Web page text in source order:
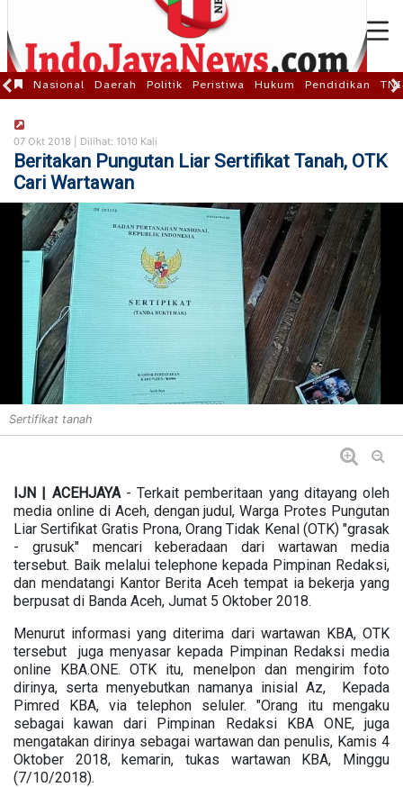
Nasional Daerah Politik Peristiwa Hukum Pendidikan
07 Okt 2018 | Dilihat: 1010 Kali
Beritakan Pungutan Liar Sertifikat Tanah, OTK
Cari Wartawan
Sertifikat tanah
IJN | ACEHJAYA- Terkait pemberitaan yang ditayang oleh
media online di Aceh, dengan judul, Warga Protes Pungutan
Liar Sertifikat Gratis Prona, Orang Tidak Kenal (OTK) "grasak
- grusuk" mencari keberadaan dari wartawan media
tersebut. Baik melalui telephone kepada Pimpinan Redaksi,
dan mendatangi Kantor Berita Aceh tempat ia bekerja yang
berpusat di Banda Aceh, Jumat 5 Oktober 2018.
Menurut informasi yang diterima dari wartawan KBA, OTK
tersebut juga menyasar kepada Pimpinan Redaksi media
online KBA.ONE. OTK itu, menelpon dan mengirim foto
dirinya, serta menyebutkan namanya inisial Az, Kepada
Pimred KBA, via telephon seluler. "Orang itu mengaku
sebagai kawan dari Pimpinan Redaksi KBA ONE, juga
mengatakan dirinya sebagai wartawan dan penulis, Kamis 4
Oktober 2018, kemarin, tukas wartawan KBA, Minggu
(7/10/2018).